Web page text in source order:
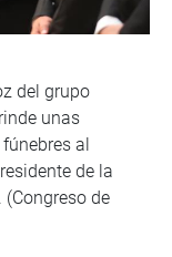
del grupo
unas
al
de la
de